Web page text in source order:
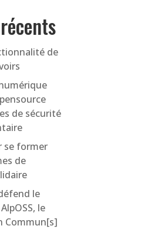
de
de sécurité
se former
de
le
le
Commun[s]